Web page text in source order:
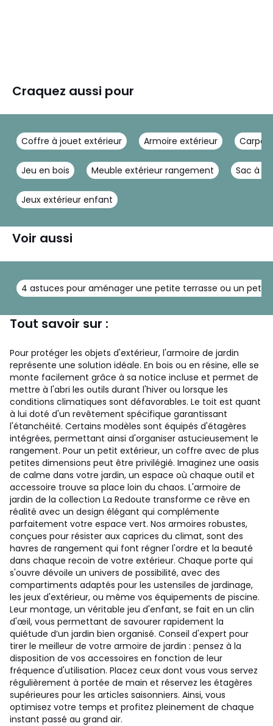
Craquez aussi pour
Coffre à jouet extérieur Armoire extérieur
Jeu en bois Meuble extérieur rangement Sac à
Jeux extérieur enfant
Voir aussi
4 astuces pour aménager une petite terrasse ou un petit
Tout savoir sur :
Pour protéger les objets d'extérieur, l'armoire de jardin
représente une solution idéale. En bois ou en résine, elle se
monte facilement grâce à sa notice incluse et permet de
mettre à l'abri les outils durant l'hiver ou lorsque les
conditions climatiques sont défavorables. Le toit est quant
à lui doté d'un revêtement spécifique garantissant
l'étanchéité. Certains modèles sont équipés d'étagères
intégrées, permettant ainsi d'organiser astucieusement le
rangement. Pour un petit extérieur, un coffre avec de plus
petites dimensions peut être privilégié. Imaginez une oasis
de calme dans votre jardin, un espace où chaque outil et
accessoire trouve sa place loin du chaos. L'armoire de
jardin de la collection La Redoute transforme ce rêve en
réalité avec un design élégant qui complémente
parfaitement votre espace vert. Nos armoires robustes,
conçues pour résister aux caprices du climat, sont des
havres de rangement qui font régner l'ordre et la beauté
dans chaque recoin de votre extérieur. Chaque porte qui
s'ouvre dévoile un univers de possibilité, avec des
compartiments adaptés pour les ustensiles de jardinage,
les jeux d'extérieur, ou même vos équipements de piscine.
Leur montage, un véritable jeu d'enfant, se fait en un clin
d'œil, vous permettant de savourer rapidement la
quiétude d’un jardin bien organisé. Conseil d'expert pour
tirer le meilleur de votre armoire de jardin : pensez à la
disposition de vos accessoires en fonction de leur
fréquence d'utilisation. Placez ceux dont vous vous servez
régulièrement à portée de main et réservez les étagères
supérieures pour les articles saisonniers. Ainsi, vous
optimisez votre temps et profitez pleinement de chaque
instant passé au grand air.